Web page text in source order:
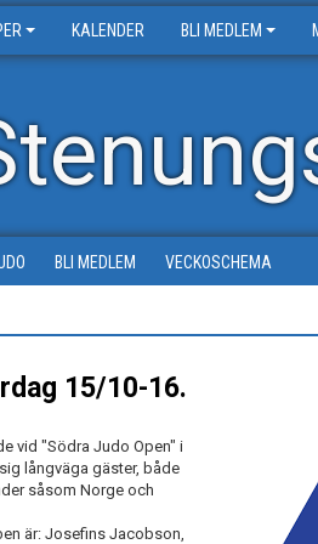
KALENDER BLI MEDLEM
BLI MEDLEM VECKOSCHEMA
15/10-16.
vid "Södra Judo Open" i
långväga gäster, både
såsom Norge och
är: Josefins Jacobson,